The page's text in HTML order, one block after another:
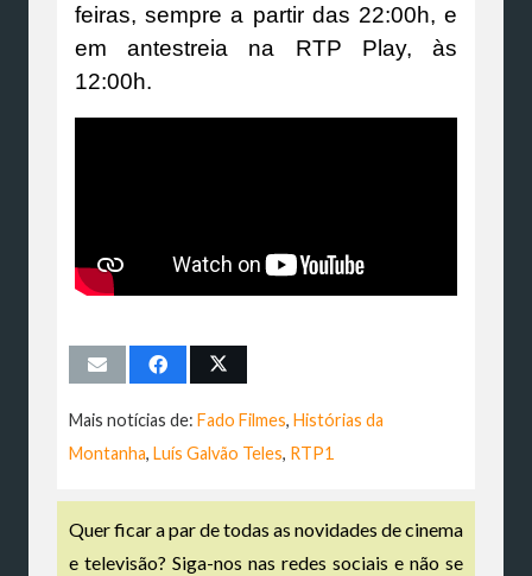
feiras, sempre a partir das 22:00h, e
em antestreia na RTP Play, às
12:00h.
Mais notícias de: Fado Filmes, Histórias da
Montanha, Luís Galvão Teles, RTP1
Quer ficar a par de todas as novidades de cinema
e televisão? Siga-nos nas redes sociais e não se